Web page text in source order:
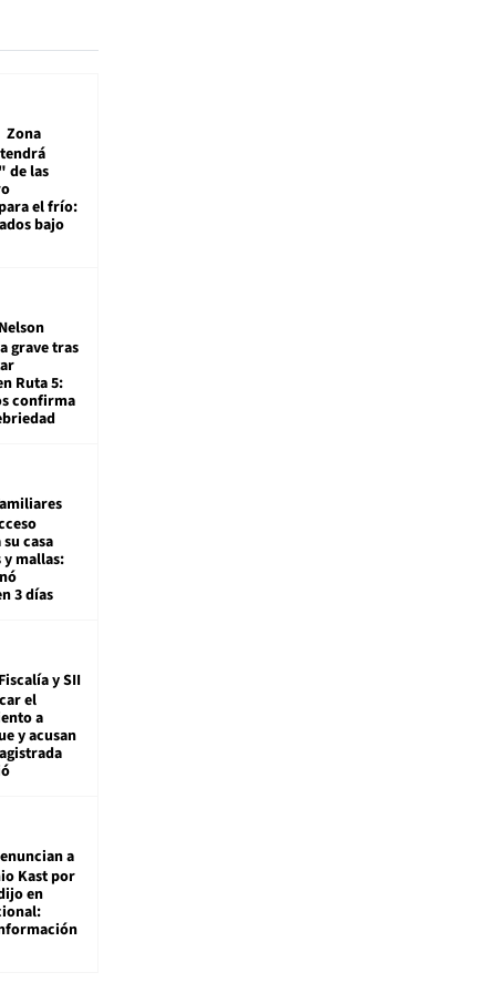
Zona
de las
el frío:
bajo
Nelson
grave tras
Ruta 5:
confirma
casa
mallas:
3 días
Fiscalía y SII
el
a
y acusan
a
Kast por
en